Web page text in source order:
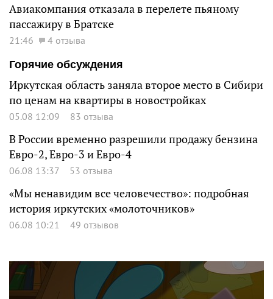
Авиакомпания отказала в перелете пьяному
пассажиру в Братске
21:46
4 отзыва
Горячие обсуждения
Иркутская область заняла второе место в Сибири
по ценам на квартиры в новостройках
05.08 12:09 83 отзыва
В России временно разрешили продажу бензина
Евро-2, Евро-3 и Евро-4
06.08 13:37 53 отзыва
«Мы ненавидим все человечество»: подробная
история иркутских «молоточников»
06.08 10:21 49 отзывов